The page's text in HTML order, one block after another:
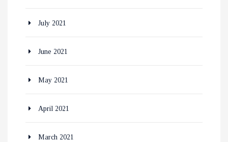
July 2021
June 2021
May 2021
April 2021
March 2021